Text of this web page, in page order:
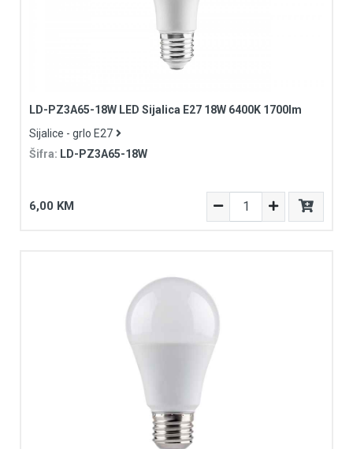
LD-PZ3A65-18W LED Sijalica E27 18W 6400K 1700lm
Sijalice - grlo E27
Šifra: LD-PZ3A65-18W
6,00 KM